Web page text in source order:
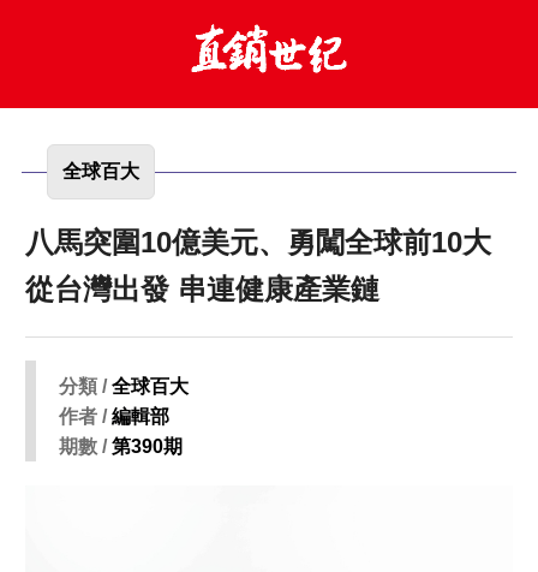
全球百大
八馬突圍10億美元、勇闖全球前10大
從台灣出發 串連健康產業鏈
分類 /全球百大
作者 /編輯部
期數 /第390期